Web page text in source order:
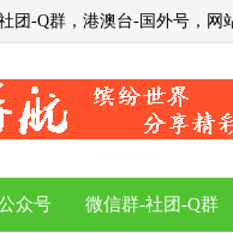
团-Q群，港澳台-国外号，网
众号 微信群-社团-Q群